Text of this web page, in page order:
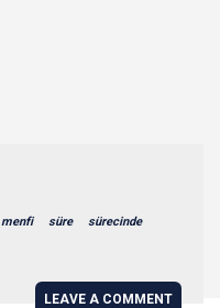
menfi süre sürecinde
LEAVE A COMMENT